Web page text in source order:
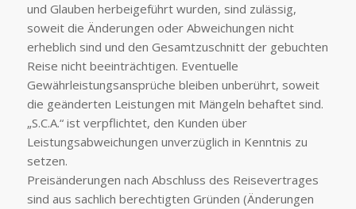
und Glauben herbeigeführt wurden, sind zulässig,
soweit die Änderungen oder Abweichungen nicht
erheblich sind und den Gesamtzuschnitt der gebuchten
Reise nicht beeinträchtigen. Eventuelle
Gewährleistungsansprüche bleiben unberührt, soweit
die geänderten Leistungen mit Mängeln behaftet sind.
„S.C.A.“ ist verpflichtet, den Kunden über
Leistungsabweichungen unverzüglich in Kenntnis zu
setzen.
Preisänderungen nach Abschluss des Reisevertrages
sind aus sachlich berechtigten Gründen (Änderungen